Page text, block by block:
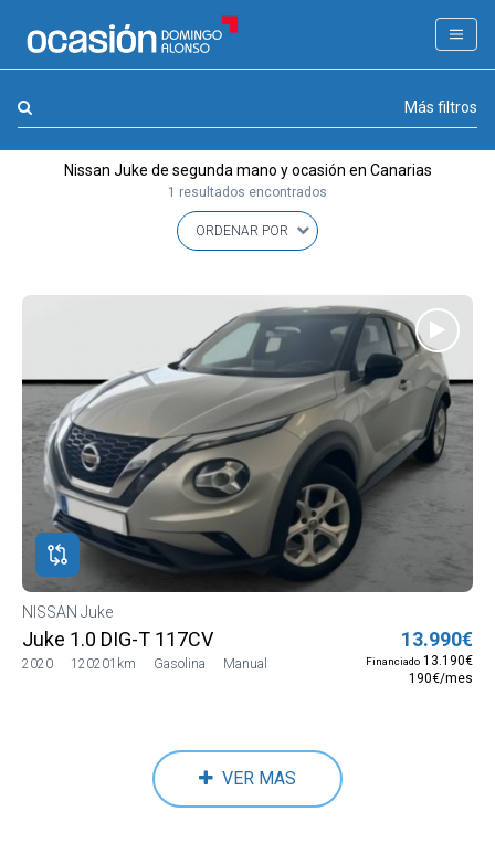
FILTROS
APPROVED
Combustible y cambio
Precio y cuota
Carrocería, año y Kms. (0)
Más filtros
Nissan Juke de segunda mano y ocasión en Canarias
1 resultados encontrados
NISSAN Juke
Juke 1.0 DIG-T 117CV
2020 120201km Gasolina Manual
13.990€
Financiado 13.190€
190€/mes
VER MAS